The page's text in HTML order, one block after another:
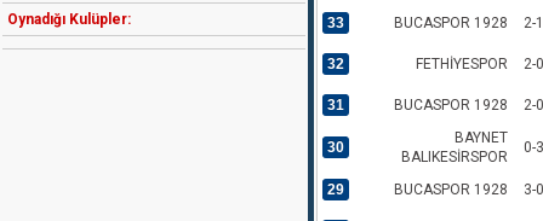
Oynadığı Kulüpler:
33 BUCASPOR 1928 2-1
32 FETHİYESPOR 2-0
31 BUCASPOR 1928 2-0
30
BAYNET
BALIKESİRSPOR
0-3
29 BUCASPOR 1928 3-0